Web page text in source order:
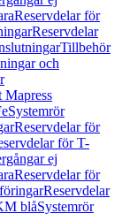
Reservdelar för
Reservdelar
Tillbehör
och
Mapress
Systemrör
Reservdelar för
för T-
ej
Reservdelar för
Reservdelar
blåSystemrör